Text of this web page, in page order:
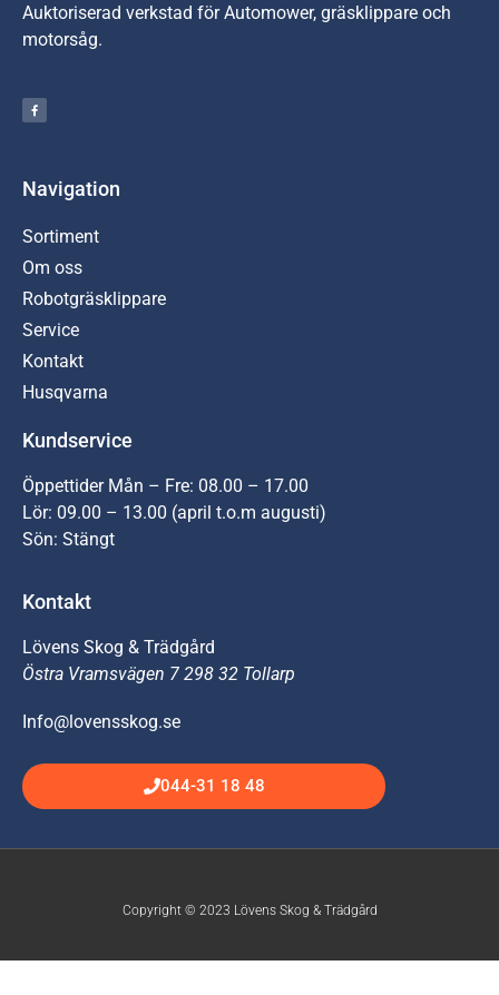
Auktoriserad verkstad för Automower, gräsklippare och
motorsåg.
Navigation
Sortiment
Om oss
Robotgräsklippare
Service
Kontakt
Husqvarna
Kundservice
Öppettider Mån – Fre: 08.00 – 17.00
Lör: 09.00 – 13.00 (april t.o.m augusti)
Sön: Stängt
Kontakt
Lövens Skog & Trädgård
Östra Vramsvägen 7 298 32 Tollarp
Info@lovensskog.se
044-31 18 48
Copyright © 2023 Lövens Skog & Trädgård